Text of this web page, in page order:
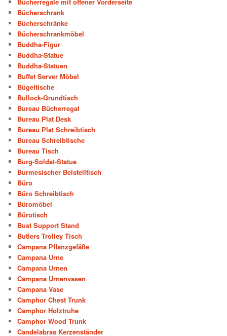
Bücherschrank
Bücherschränke
Bücherschrankmöbel
Buddha-Figur
Buddha-Statue
Buddha-Statuen
Buffet Server Möbel
Bügeltische
Bullock-Grundtisch
Bureau Bücherregal
Bureau Plat Desk
Bureau Plat Schreibtisch
Bureau Schreibtische
Bureau Tisch
Burg-Soldat-Statue
Burmesischer Beistelltisch
Büro
Büro Schreibtisch
Büromöbel
Bürotisch
Bust Support Stand
Butlers Trolley Tisch
Campana Pflanzgefäße
Campana Urne
Campana Urnen
Campana Urnenvasen
Campana Vase
Camphor Chest Trunk
Camphor Holztruhe
Camphor Wood Trunk
Candelabras Kerzenständer